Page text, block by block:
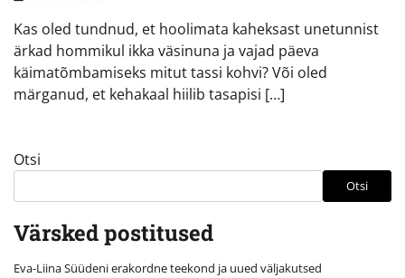
Kas oled tundnud, et hoolimata kaheksast unetunnist
ärkad hommikul ikka väsinuna ja vajad päeva
käimatõmbamiseks mitut tassi kohvi? Või oled
märganud, et kehakaal hiilib tasapisi […]
Otsi
Otsi
Värsked postitused
Eva-Liina Süüdeni erakordne teekond ja uued väljakutsed